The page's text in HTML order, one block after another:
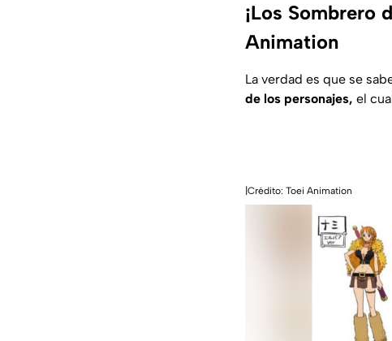
¡Los Sombrero
Animation
La verdad es que se
de los personajes, el
|Crédito: Toei Animation